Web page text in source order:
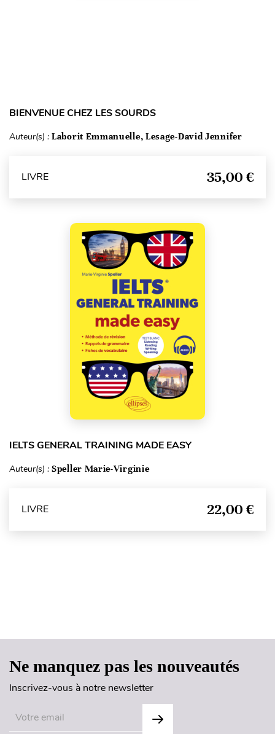
BIENVENUE CHEZ LES SOURDS
Auteur(s) : Laborit Emmanuelle, Lesage-David Jennifer
LIVRE 35,00 €
IELTS GENERAL TRAINING MADE EASY
Auteur(s) : Speller Marie-Virginie
LIVRE 22,00 €
Ne manquez pas les nouveautés
Inscrivez-vous à notre newsletter